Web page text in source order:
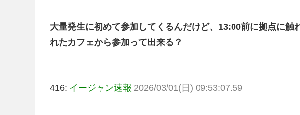
大量発生に初めて参加してくるんだけど、13:00前に拠点に触
れたカフェから参加って出来る？
416: イージャン速報 2026/03/01(日) 09:53:07.59